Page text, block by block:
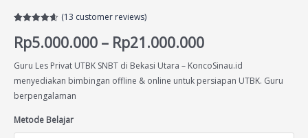
out of 5
based on
customer
ratings
(13 customer reviews)
Rp5.000.000 – Rp21.000.000
Guru Les Privat UTBK SNBT di Bekasi Utara – KoncoSinau.id
menyediakan bimbingan offline & online untuk persiapan UTBK. Guru
berpengalaman
Metode Belajar